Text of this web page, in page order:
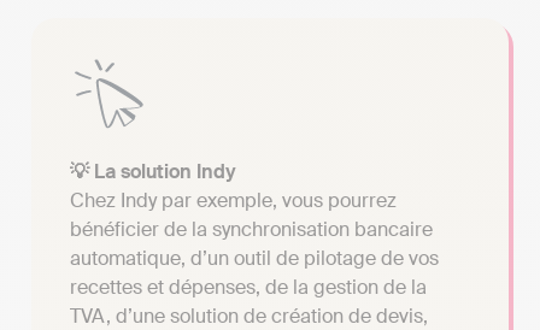
💡 La solution Indy
Chez Indy par exemple, vous pourrez
bénéficier de la synchronisation bancaire
automatique, d’un outil de pilotage de vos
recettes et dépenses, de la gestion de la
TVA, d’une solution de création de devis,